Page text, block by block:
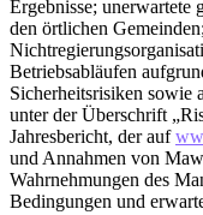
Ergebnisse; unerwartete
den örtlichen
Betriebsabläufen
Sicherheitsrisiken sowie
unter der Überschrift
Jahresbericht, der auf
und Annahmen von
Wahrnehmungen des
Bedingungen und